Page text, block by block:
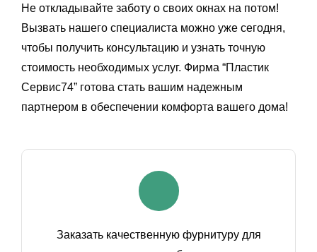
Не откладывайте заботу о своих окнах на потом!
Вызвать нашего специалиста можно уже сегодня,
чтобы получить консультацию и узнать точную
стоимость необходимых услуг. Фирма “Пластик
Сервис74” готова стать вашим надежным
партнером в обеспечении комфорта вашего дома!
Заказать качественную фурнитуру для